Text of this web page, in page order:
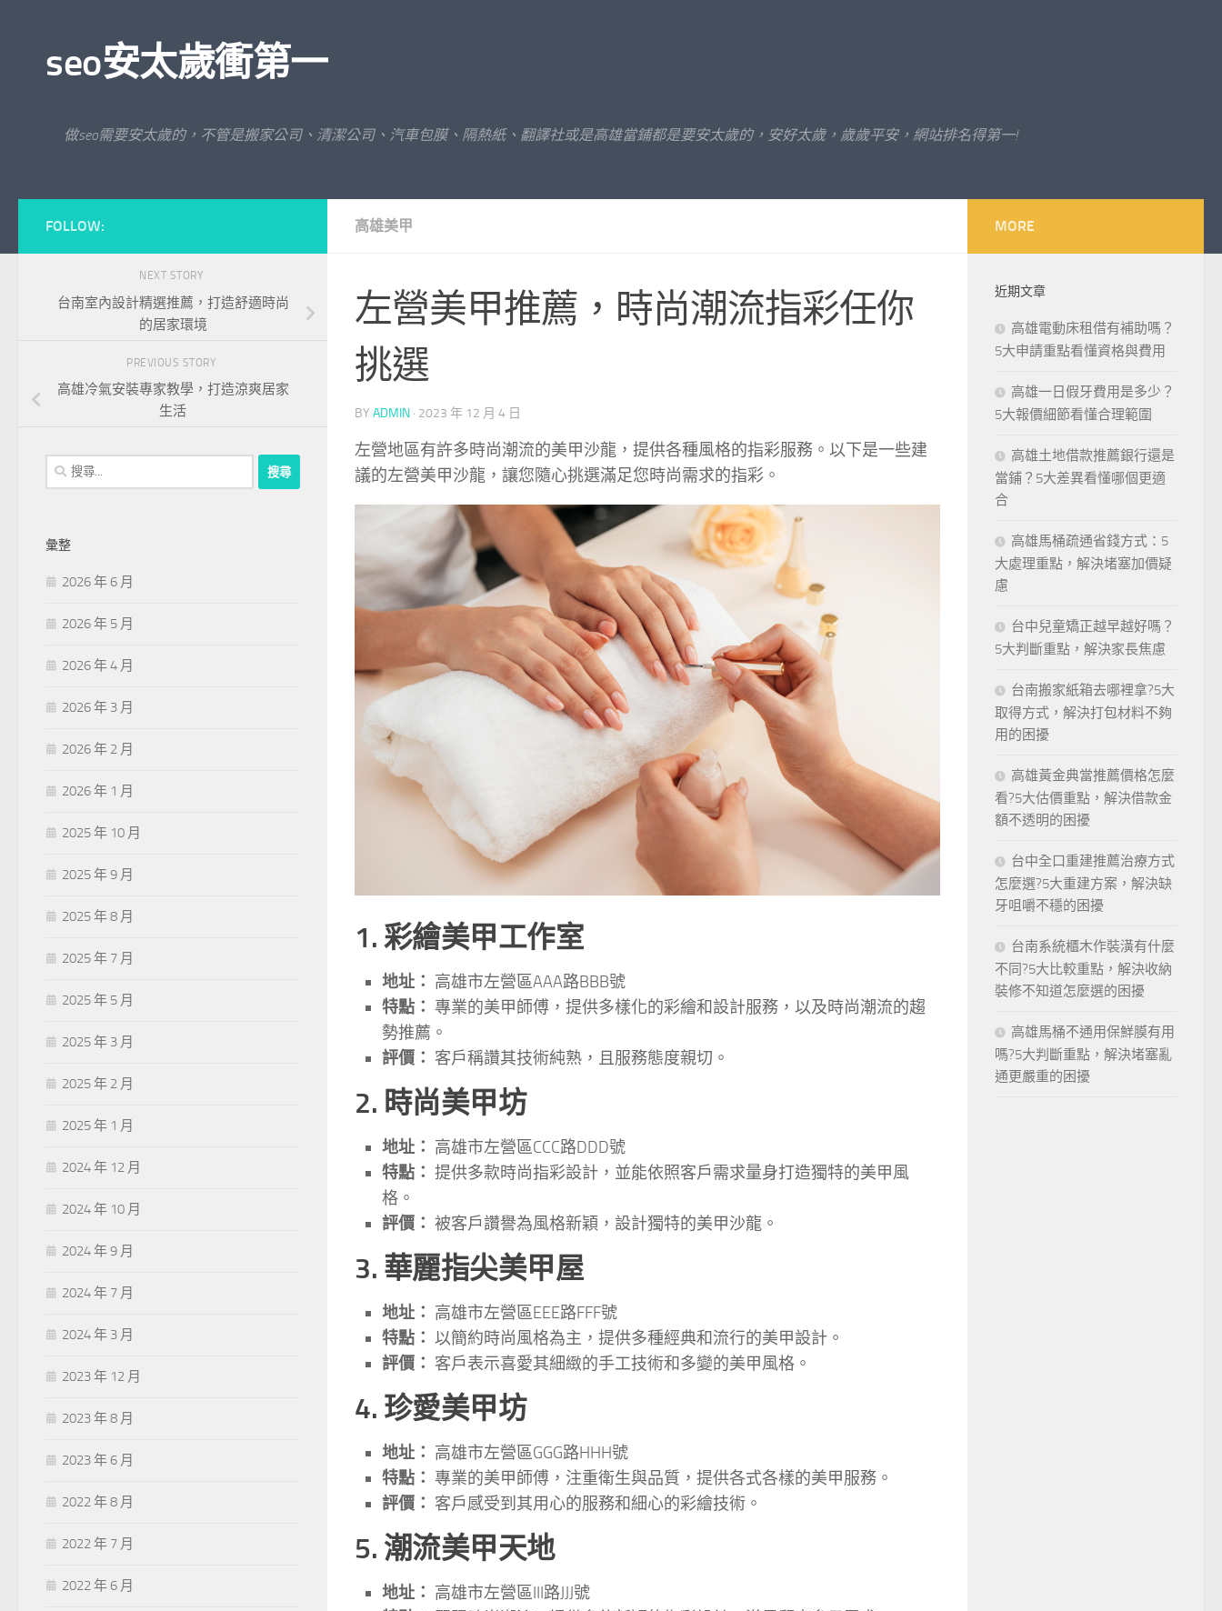
seo安太歲衝第一
做seo需要安太歲的，不管是搬家公司、清潔公司、汽車包膜、隔熱紙、翻譯社或是高雄當鋪都是要安太歲的，安好太歲，歲歲平安，網站排名得第一!
高雄美甲
左營美甲推薦，時尚潮流指彩任你
挑選
BY ADMIN · 2023 年 12 月 4 日
左營地區有許多時尚潮流的美甲沙龍，提供各種風格的指彩服務。以下是一些建
議的左營美甲沙龍，讓您隨心挑選滿足您時尚需求的指彩。
1. 彩繪美甲工作室
地址： 高雄市左營區AAA路BBB號
特點： 專業的美甲師傅，提供多樣化的彩繪和設計服務，以及時尚潮流的趨
勢推薦。
評價： 客戶稱讚其技術純熟，且服務態度親切。
2. 時尚美甲坊
地址： 高雄市左營區CCC路DDD號
特點： 提供多款時尚指彩設計，並能依照客戶需求量身打造獨特的美甲風
格。
評價： 被客戶讚譽為風格新穎，設計獨特的美甲沙龍。
3. 華麗指尖美甲屋
地址： 高雄市左營區EEE路FFF號
特點： 以簡約時尚風格為主，提供多種經典和流行的美甲設計。
評價： 客戶表示喜愛其細緻的手工技術和多變的美甲風格。
4. 珍愛美甲坊
地址： 高雄市左營區GGG路HHH號
特點： 專業的美甲師傅，注重衛生與品質，提供各式各樣的美甲服務。
評價： 客戶感受到其用心的服務和細心的彩繪技術。
5. 潮流美甲天地
地址： 高雄市左營區III路JJJ號
FOLLOW:
NEXT STORY
台南室內設計精選推薦，打造舒適時尚
的居家環境
PREVIOUS STORY
高雄冷氣安裝專家教學，打造涼爽居家
生活
搜
尋
字:
彙整
2026 年 6 月
2026 年 5 月
2026 年 4 月
2026 年 3 月
2026 年 2 月
2026 年 1 月
2025 年 10 月
2025 年 9 月
2025 年 8 月
2025 年 7 月
2025 年 5 月
2025 年 3 月
2025 年 2 月
2025 年 1 月
2024 年 12 月
2024 年 10 月
2024 年 9 月
2024 年 7 月
2024 年 3 月
2023 年 12 月
2023 年 8 月
2023 年 6 月
2022 年 8 月
2022 年 7 月
2022 年 6 月
MORE
近期文章
高雄電動床租借有補助嗎？
5大申請重點看懂資格與費用
高雄一日假牙費用是多少？
5大報價細節看懂合理範圍
高雄土地借款推薦銀行還是
當鋪？5大差異看懂哪個更適
合
高雄馬桶疏通省錢方式：5
大處理重點，解決堵塞加價疑
慮
台中兒童矯正越早越好嗎？
5大判斷重點，解決家長焦慮
台南搬家紙箱去哪裡拿?5大
取得方式，解決打包材料不夠
用的困擾
高雄黃金典當推薦價格怎麼
看?5大估價重點，解決借款金
額不透明的困擾
台中全口重建推薦治療方式
怎麼選?5大重建方案，解決缺
牙咀嚼不穩的困擾
台南系統櫃木作裝潢有什麼
不同?5大比較重點，解決收納
裝修不知道怎麼選的困擾
高雄馬桶不通用保鮮膜有用
嗎?5大判斷重點，解決堵塞亂
通更嚴重的困擾